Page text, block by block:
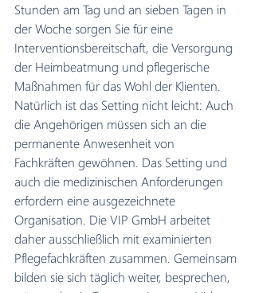
Stunden am Tag und an sieben Tagen in
der Woche sorgen Sie für eine
Interventionsbereitschaft, die Versorgung
der Heimbeatmung und pflegerische
Maßnahmen für das Wohl der Klienten.
Natürlich ist das Setting nicht leicht: Auch
die Angehörigen müssen sich an die
permanente Anwesenheit von
Fachkräften gewöhnen. Das Setting und
auch die medizinischen Anforderungen
erfordern eine ausgezeichnete
Organisation. Die VIP GmbH arbeitet
daher ausschließlich mit examinierten
Pflegefachkräften zusammen. Gemeinsam
bilden sie sich täglich weiter, besprechen,